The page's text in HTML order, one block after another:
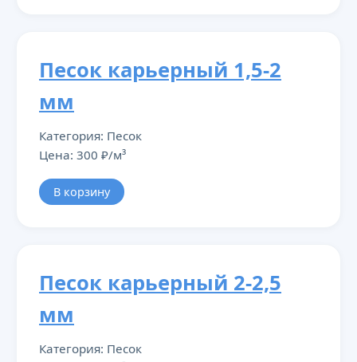
Песок карьерный 1,5-2
мм
Категория: Песок
Цена: 300 ₽/м³
В корзину
Песок карьерный 2-2,5
мм
Категория: Песок